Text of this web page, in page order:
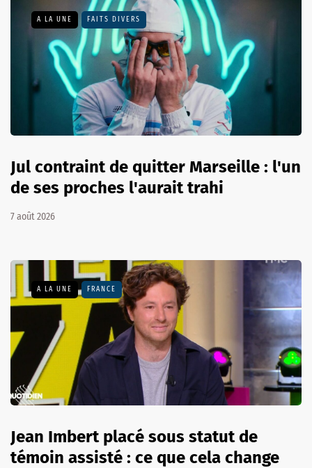
A LA UNE FAITS DIVERS
Jul contraint de quitter Marseille : l'un
de ses proches l'aurait trahi
7 août 2026
A LA UNE FRANCE
Jean Imbert placé sous statut de
témoin assisté : ce que cela change